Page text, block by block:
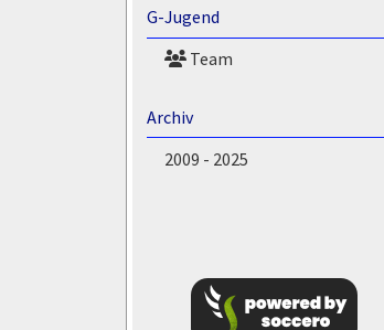
G-Jugend
Team
Archiv
2009 - 2025